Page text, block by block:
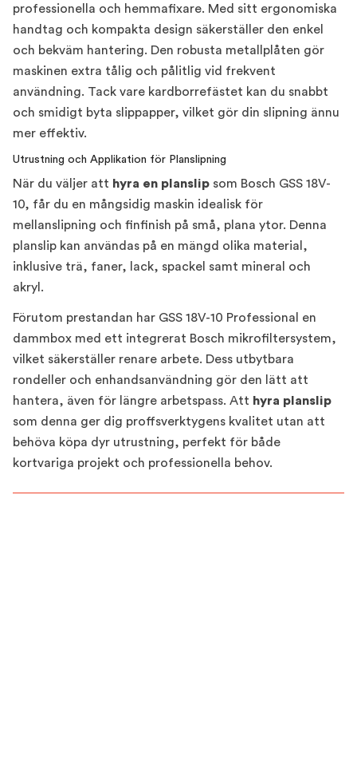
professionella och hemmafixare. Med sitt ergonomiska
handtag och kompakta design säkerställer den enkel
och bekväm hantering. Den robusta metallplåten gör
maskinen extra tålig och pålitlig vid frekvent
användning. Tack vare kardborrefästet kan du snabbt
och smidigt byta slippapper, vilket gör din slipning ännu
mer effektiv.
Utrustning och Applikation för Planslipning
När du väljer att hyra en planslip som Bosch GSS 18V-
10, får du en mångsidig maskin idealisk för
mellanslipning och finfinish på små, plana ytor. Denna
planslip kan användas på en mängd olika material,
inklusive trä, faner, lack, spackel samt mineral och
akryl.
Förutom prestandan har GSS 18V-10 Professional en
dammbox med ett integrerat Bosch mikrofiltersystem,
vilket säkerställer renare arbete. Dess utbytbara
rondeller och enhandsanvändning gör den lätt att
hantera, även för längre arbetspass. Att hyra planslip
som denna ger dig proffsverktygens kvalitet utan att
behöva köpa dyr utrustning, perfekt för både
kortvariga projekt och professionella behov.